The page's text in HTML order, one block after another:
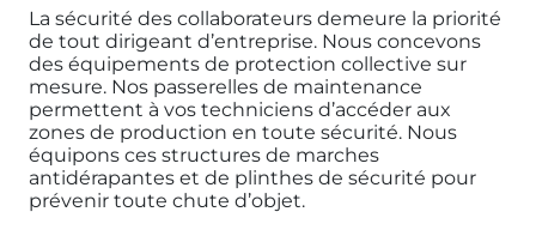
La sécurité des collaborateurs demeure la priorité
de tout dirigeant d’entreprise. Nous concevons
des équipements de protection collective sur
mesure. Nos passerelles de maintenance
permettent à vos techniciens d’accéder aux
zones de production en toute sécurité. Nous
équipons ces structures de marches
antidérapantes et de plinthes de sécurité pour
prévenir toute chute d’objet.